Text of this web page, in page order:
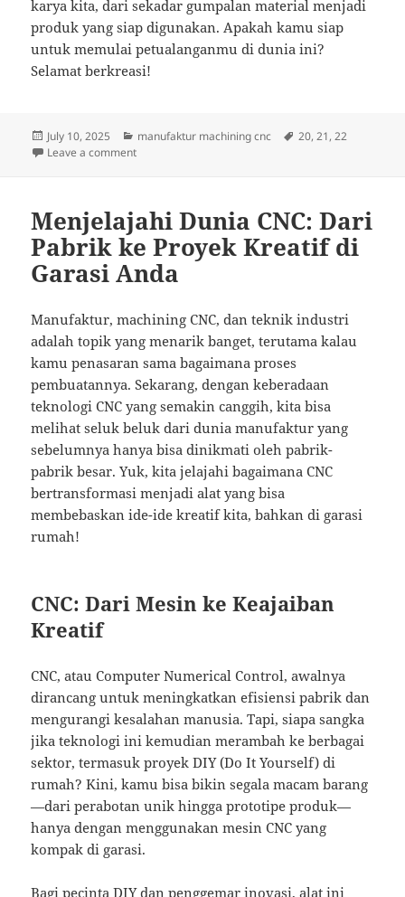
karya kita, dari sekadar gumpalan material menjadi
produk yang siap digunakan. Apakah kamu siap
untuk memulai petualanganmu di dunia ini?
Selamat berkreasi!
Posted
on
July 10, 2025 Categories
manufaktur machining cnc Tags
20,21,22
Leave a commenton Dari Besi Jadi Karya: Serunya Petualangan di
Menjelajahi Dunia CNC: Dari
Pabrik ke Proyek Kreatif di
Garasi Anda
Manufaktur, machining CNC, dan teknik industri
adalah topik yang menarik banget, terutama kalau
kamu penasaran sama bagaimana proses
pembuatannya. Sekarang, dengan keberadaan
teknologi CNC yang semakin canggih, kita bisa
melihat seluk beluk dari dunia manufaktur yang
sebelumnya hanya bisa dinikmati oleh pabrik-
pabrik besar. Yuk, kita jelajahi bagaimana CNC
bertransformasi menjadi alat yang bisa
membebaskan ide-ide kreatif kita, bahkan di garasi
rumah!
CNC: Dari Mesin ke Keajaiban
Kreatif
CNC, atau Computer Numerical Control, awalnya
dirancang untuk meningkatkan efisiensi pabrik dan
mengurangi kesalahan manusia. Tapi, siapa sangka
jika teknologi ini kemudian merambah ke berbagai
sektor, termasuk proyek DIY (Do It Yourself) di
rumah? Kini, kamu bisa bikin segala macam barang
—dari perabotan unik hingga prototipe produk—
hanya dengan menggunakan mesin CNC yang
kompak di garasi.
Bagi pecinta DIY dan penggemar inovasi, alat ini